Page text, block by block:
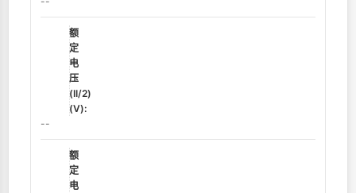
额
定
电
压
(II/2)
(V):
--
额
定
电